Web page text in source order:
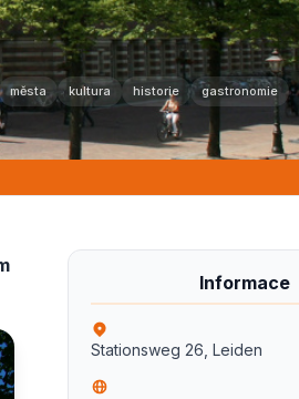
města kultura historie gastronomie
Informace
Stationsweg 26, Leiden